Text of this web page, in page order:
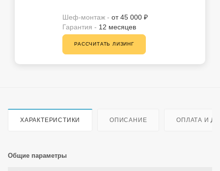
Шеф-монтаж - от 45 000 ₽
Гарантия - 12 месяцев
РАССЧИТАТЬ ЛИЗИНГ
ХАРАКТЕРИСТИКИ ОПИСАНИЕ ОПЛАТА И
Общие параметры